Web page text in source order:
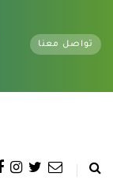
تواصل معنا